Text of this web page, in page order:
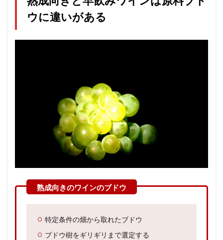
ウに違いがある
特定条件の畑から取れたブドウ
ブドウ樹をギリギリまで選定する